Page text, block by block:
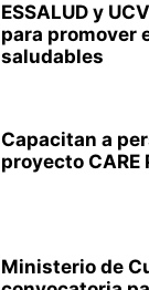
ESSALUD y
para promover
saludables
Capacitan a
proyecto CARE
Ministerio de